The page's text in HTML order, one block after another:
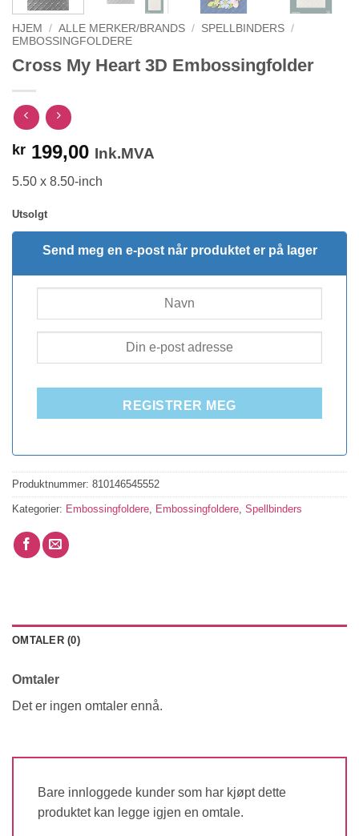
HJEM / ALLE MERKER/BRANDS / SPELLBINDERS /
EMBOSSINGFOLDERE
Cross My Heart 3D Embossingfolder
kr 199,00 Ink.MVA
5.50 x 8.50-inch
Utsolgt
Send meg en e-post når produktet er på lager
REGISTRER MEG
Produktnummer: 810146545552
Kategorier: Embossingfoldere, Embossingfoldere, Spellbinders
OMTALER (0)
Omtaler
Det er ingen omtaler ennå.
Bare innloggede kunder som har kjøpt dette
produktet kan legge igjen en omtale.